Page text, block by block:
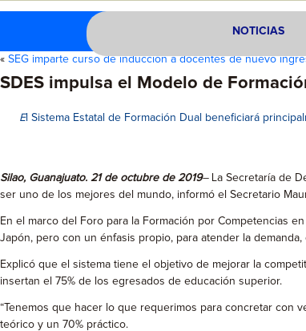
NOTICIAS
« SEG imparte curso de inducción a docentes de nuevo
SDES impulsa el Modelo de
El Sistema Estatal de Formación Dual beneficiará
Silao, Guanajuato. 21 de octubre de 2019– La Secretaría de
ser uno de los mejores del mundo, informó el Secretario
En el marco del Foro para la Formación por Competencias
Japón, pero con un énfasis propio, para atender la
Explicó que el sistema tiene el objetivo de mejorar la
insertan el 75% de los egresados de educación superior.
“Tenemos que hacer lo que requerimos para concretar con
teórico y un 70% práctico.